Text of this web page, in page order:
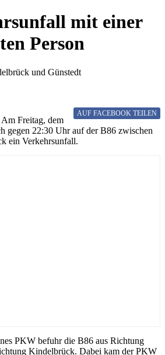
mit einer
Person
und Günstedt
AUF FACEBOOK TEILEN
Am Freitag, dem
gegen 22:30 Uhr auf der B86 zwischen
ein Verkehrsunfall.
PKW befuhr die B86 aus Richtung
Kindelbrück. Dabei kam der PKW